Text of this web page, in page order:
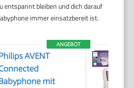
entspannt bleiben und dich darauf
immer einsatzbereit ist.
ANGEBOT
AVENT
mit